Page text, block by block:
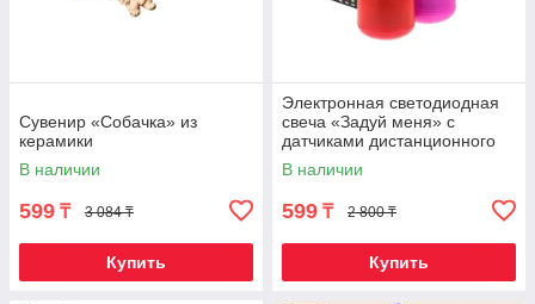
Сувенир «Собачка» из
керамики
В наличии
599 ₸ 3 084 ₸
Купить
Электронная светодиодная
свеча «Задуй меня» с
датчиками дистанционного
включения (Сердца)
В наличии
599 ₸ 2 800 ₸
Купить